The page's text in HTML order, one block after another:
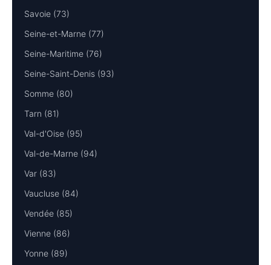
Savoie (73)
Seine-et-Marne (77)
Seine-Maritime (76)
Seine-Saint-Denis (93)
Somme (80)
Tarn (81)
Val-d'Oise (95)
Val-de-Marne (94)
Var (83)
Vaucluse (84)
Vendée (85)
Vienne (86)
Yonne (89)